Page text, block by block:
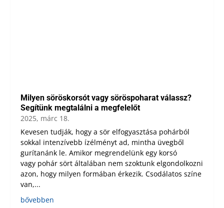
Milyen söröskorsót vagy söröspoharat válassz?
Segítünk megtalálni a megfelelőt
2025, márc 18.
Kevesen tudják, hogy a sör elfogyasztása pohárból
sokkal intenzívebb ízélményt ad, mintha üvegből
gurítanánk le. Amikor megrendelünk egy korsó
vagy pohár sört általában nem szoktunk elgondolkozni
azon, hogy milyen formában érkezik. Csodálatos színe
van,...
bővebben